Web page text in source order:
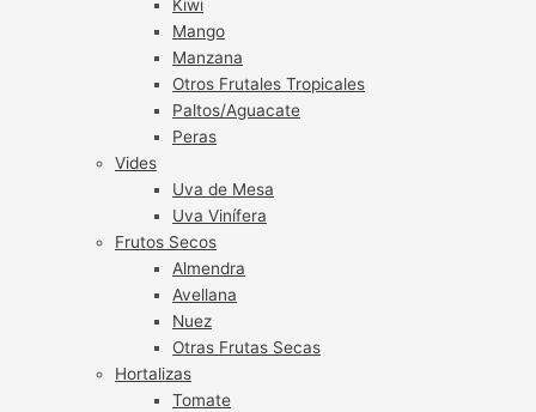
Kiwi
Mango
Manzana
Otros Frutales Tropicales
Paltos/Aguacate
Peras
Vides
Uva de Mesa
Uva Vinífera
Frutos Secos
Almendra
Avellana
Nuez
Otras Frutas Secas
Hortalizas
Tomate